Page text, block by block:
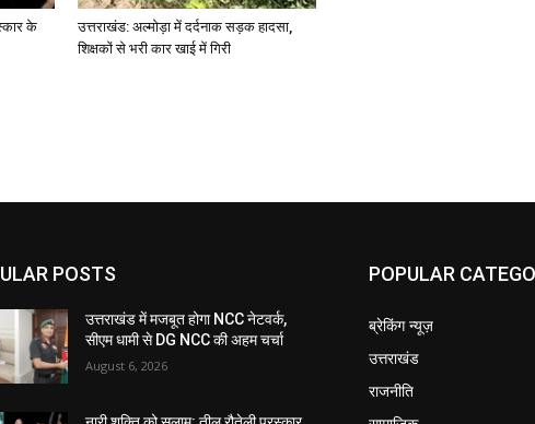
के
उत्तराखंड: अल्मोड़ा में दर्दनाक सड़क हादसा,
शिक्षकों से भरी कार खाई में गिरी
POSTS
उत्तराखंड में मजबूत होगा NCC नेटवर्क,
सीएम धामी से DG NCC की अहम चर्चा
August 6, 2026
POPULAR
ब्रेकिंग न्यूज़
उत्तराखंड
राजनीति